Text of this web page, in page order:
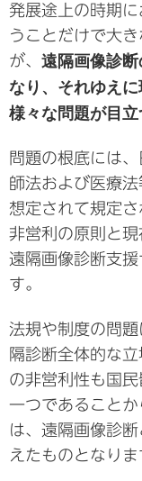
発展途上の時期
うことだけで大
が、 遠隔画像診
なり、それゆえ
様々な問題が目立
問題の根底には
師法および医療
想定されて規定
非営利の原則と
遠隔画像診断支
す。
法規や制度の問
隔診断全体的な
の非営利性も国
一つであること
は、遠隔画像診
えたものとなりま